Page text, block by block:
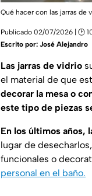
Qué hacer con las jarras de
Publicado 02/07/2026 | 🕑
Escrito por: José Alejandro
Las jarras de vidrio
el material de que
decorar la mesa o
este tipo de piezas
En los últimos años,
lugar de
funcionales o
personal en el baño.